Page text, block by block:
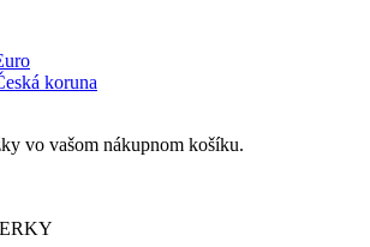
koruna
vo vašom nákupnom košíku.